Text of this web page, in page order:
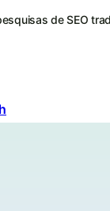
de SEO